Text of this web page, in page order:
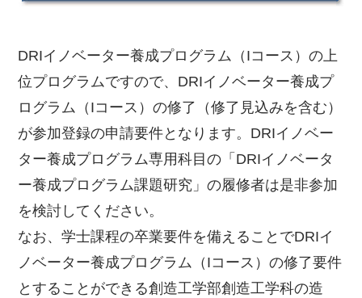
DRIイノベーター養成プログラム（Iコース）の上
位プログラムですので、DRIイノベーター養成プ
ログラム（Iコース）の修了（修了見込みを含む）
が参加登録の申請要件となります。DRIイノベー
ター養成プログラム専用科目の「DRIイノベータ
ー養成プログラム課題研究」の履修者は是非参加
を検討してください。
なお、学士課程の卒業要件を備えることでDRIイ
ノベーター養成プログラム（Iコース）の修了要件
とすることができる創造工学部創造工学科の造